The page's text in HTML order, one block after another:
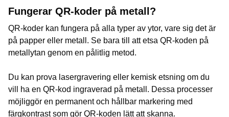
Fungerar QR-koder på metall?
QR-koder kan fungera på alla typer av ytor, vare sig det är
på papper eller metall. Se bara till att etsa QR-koden på
metallytan genom en pålitlig metod.
Du kan prova lasergravering eller kemisk etsning om du
vill ha en QR-kod ingraverad på metall. Dessa processer
möjliggör en permanent och hållbar markering med
färgkontrast som gör QR-koden lätt att skanna.